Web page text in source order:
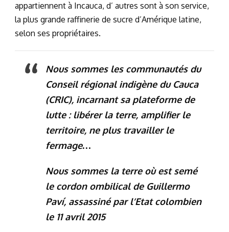
appartiennent à Incauca, d’ autres sont à son service,
la plus grande raffinerie de sucre d’Amérique latine,
selon ses propriétaires.
Nous sommes les communautés du
Conseil régional indigène du Cauca
(CRIC), incarnant sa plateforme de
lutte : libérer la terre, amplifier le
territoire, ne plus travailler le
fermage…
Nous sommes la terre où est semé
le cordon ombilical de Guillermo
Paví, assassiné par l’Etat colombien
le 11 avril 2015